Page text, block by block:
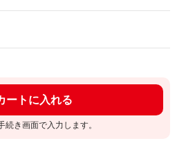
ートに入れる
続き画面で入力します。